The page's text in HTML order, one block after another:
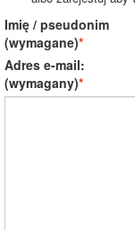
Imię / pseudonim
(wymagane)
Adres e-mail:
(wymagany)